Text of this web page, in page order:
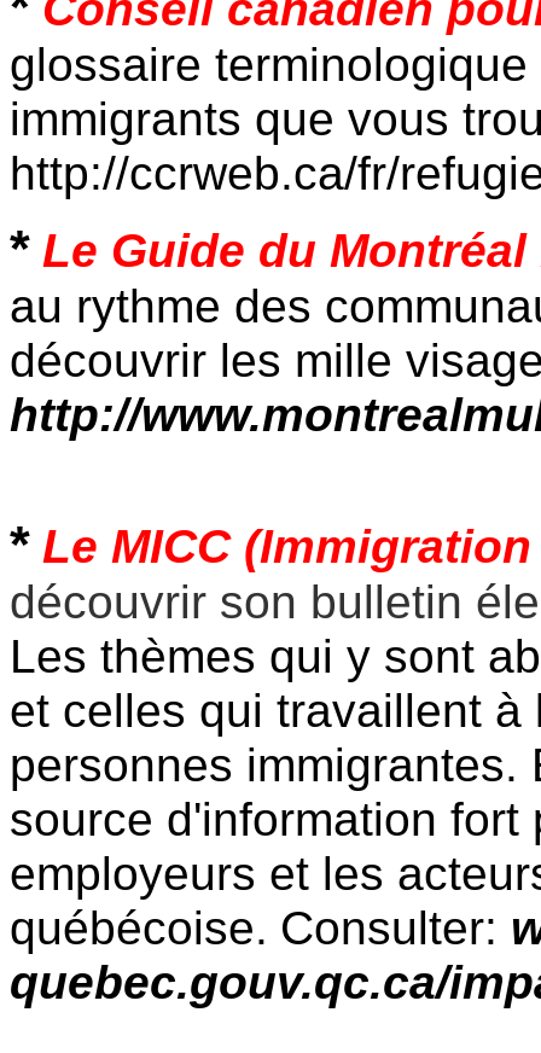
glossaire
immigrants que vous
http://ccrweb.ca/fr/
* Le Guide du
au rythme des
découvrir les mille
http://
* Le MICC
découvrir son bulletin
Les thèmes qui y sont
et celles qui travaillent
personnes
source d'information fort
employeurs et les
québécoise. Consulter:
quebec.gouv.qc.ca/